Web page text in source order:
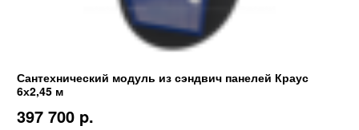
Сантехнический модуль из сэндвич панелей Краус
6х2,45 м
397 700 p.